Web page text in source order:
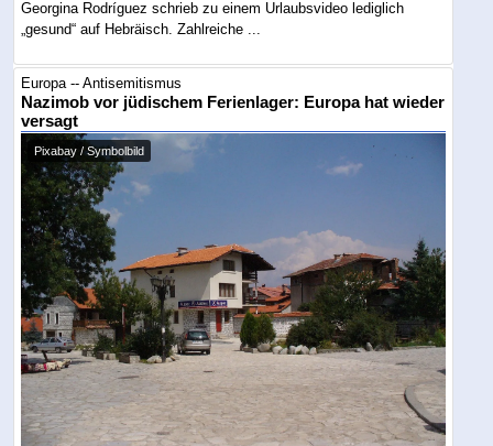
Georgina Rodríguez schrieb zu einem Urlaubsvideo lediglich
„gesund“ auf Hebräisch. Zahlreiche ...
Europa -- Antisemitismus
Nazimob vor jüdischem Ferienlager: Europa hat wieder
versagt
Pixabay / Symbolbild